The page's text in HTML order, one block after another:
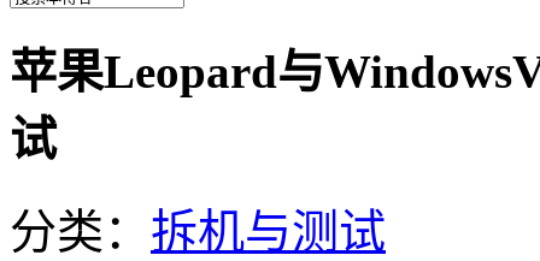
苹果Leopard与
试
分类： 拆机与测试